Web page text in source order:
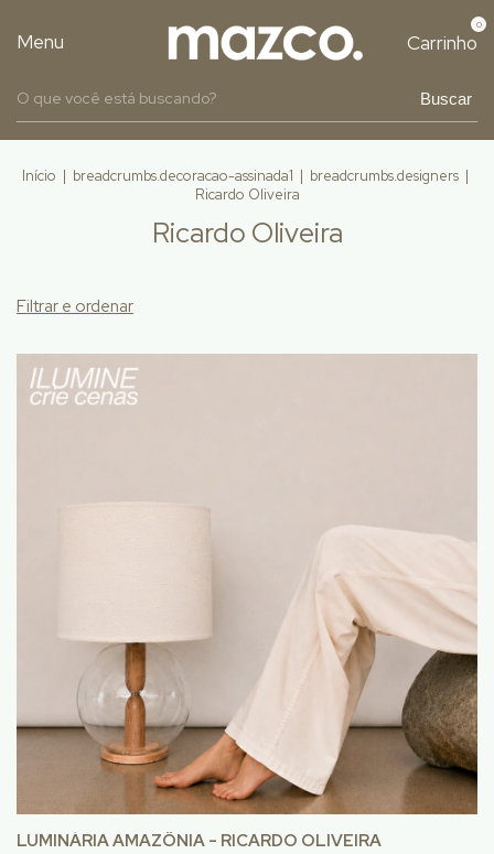
Menu Carrinho
0
Buscar
Início | breadcrumbs.decoracao-assinada1 | breadcrumbs.designers |
Ricardo Oliveira
Ricardo Oliveira
Filtrar e ordenar
LUMINÁRIA AMAZÔNIA - RICARDO OLIVEIRA